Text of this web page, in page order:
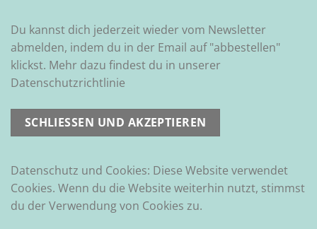
Du kannst dich jederzeit wieder vom Newsletter
abmelden, indem du in der Email auf "abbestellen"
klickst. Mehr dazu findest du in unserer
Datenschutzrichtlinie
Datenschutz und Cookies: Diese Website verwendet
Cookies. Wenn du die Website weiterhin nutzt, stimmst
du der Verwendung von Cookies zu.